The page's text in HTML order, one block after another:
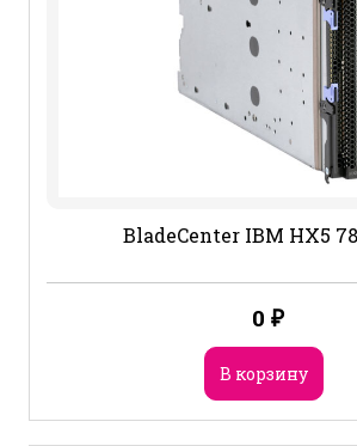
BladeCenter IBM HX5
0 ₽
В корзину